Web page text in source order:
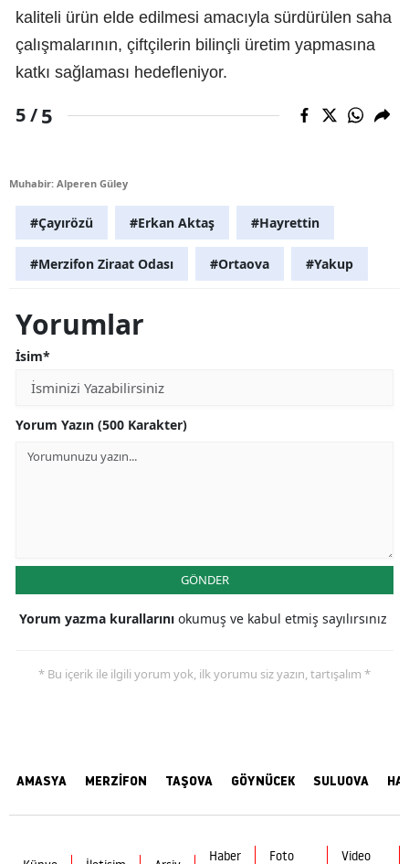
kaliteli ürün elde edilmesi amacıyla sürdürülen saha
çalışmalarının, çiftçilerin bilinçli üretim yapmasına
katkı sağlaması hedefleniyor.
5 /5
Muhabir: Alperen Güley
#Çayırözü #Erkan Aktaş #Hayrettin
#Merzifon Ziraat Odası #Ortaova #Yakup
Yorumlar
İsim*
Yorum Yazın (500 Karakter)
GÖNDER
Yorum yazma kurallarını okumuş ve kabul etmiş sayılırsınız
* Bu içerik ile ilgili yorum yok, ilk yorumu siz yazın, tartışalım *
AMASYA MERZİFON TAŞOVA GÖYNÜCEK SULUOVA
Haber Foto Video